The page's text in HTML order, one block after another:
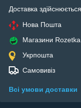
Доставка
Нова Пошта
Магазини Rozetka
Укрпошта
Самовивіз
Всі умови доставки